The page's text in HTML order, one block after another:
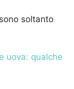
soltanto
uova: qualche